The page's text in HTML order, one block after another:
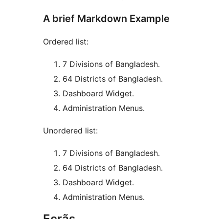
A brief Markdown Example
Ordered list:
7 Divisions of Bangladesh.
64 Districts of Bangladesh.
Dashboard Widget.
Administration Menus.
Unordered list:
7 Divisions of Bangladesh.
64 Districts of Bangladesh.
Dashboard Widget.
Administration Menus.